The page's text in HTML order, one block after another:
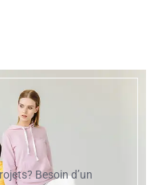
Besoin d’un